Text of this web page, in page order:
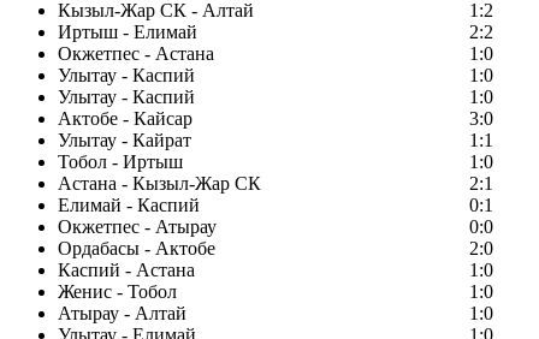
Кызыл-Жар СК - Алтай
1:2
Иртыш - Елимай
2:2
Окжетпес - Астана
1:0
Улытау - Каспий
1:0
Улытау - Каспий
1:0
Актобе - Кайсар
3:0
Улытау - Кайрат
1:1
Тобол - Иртыш
1:0
Астана - Кызыл-Жар СК
2:1
Елимай - Каспий
0:1
Окжетпес - Атырау
0:0
Ордабасы - Актобе
2:0
Каспий - Астана
1:0
Женис - Тобол
1:0
Атырау - Алтай
1:0